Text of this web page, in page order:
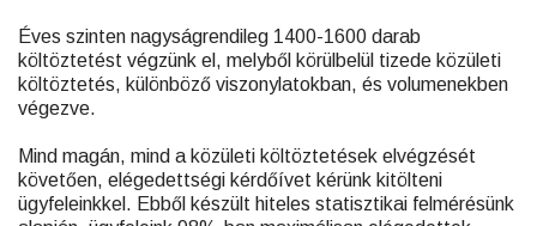
Éves szinten nagyságrendileg 1400-1600 darab
költöztetést végzünk el, melyből körülbelül tizede közületi
költöztetés, különböző viszonylatokban, és volumenekben
végezve.
Mind magán, mind a közületi költöztetések elvégzését
követően, elégedettségi kérdőívet kérünk kitölteni
ügyfeleinkkel. Ebből készült hiteles statisztikai felmérésünk